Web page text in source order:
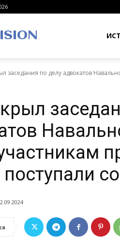
заседания по делу адвокатов